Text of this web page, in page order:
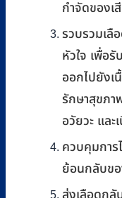
กำจัดของเ
รวบรวมเลื
หัวใจ เพื่อ
ออกไปยังเ
รักษาสุขภา
อวัยวะ และ
ควบคุมการ
ย้อนกลับขอ
ส่งเลือดกลั